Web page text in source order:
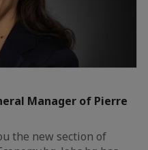
Manager of Pierre
the new section of